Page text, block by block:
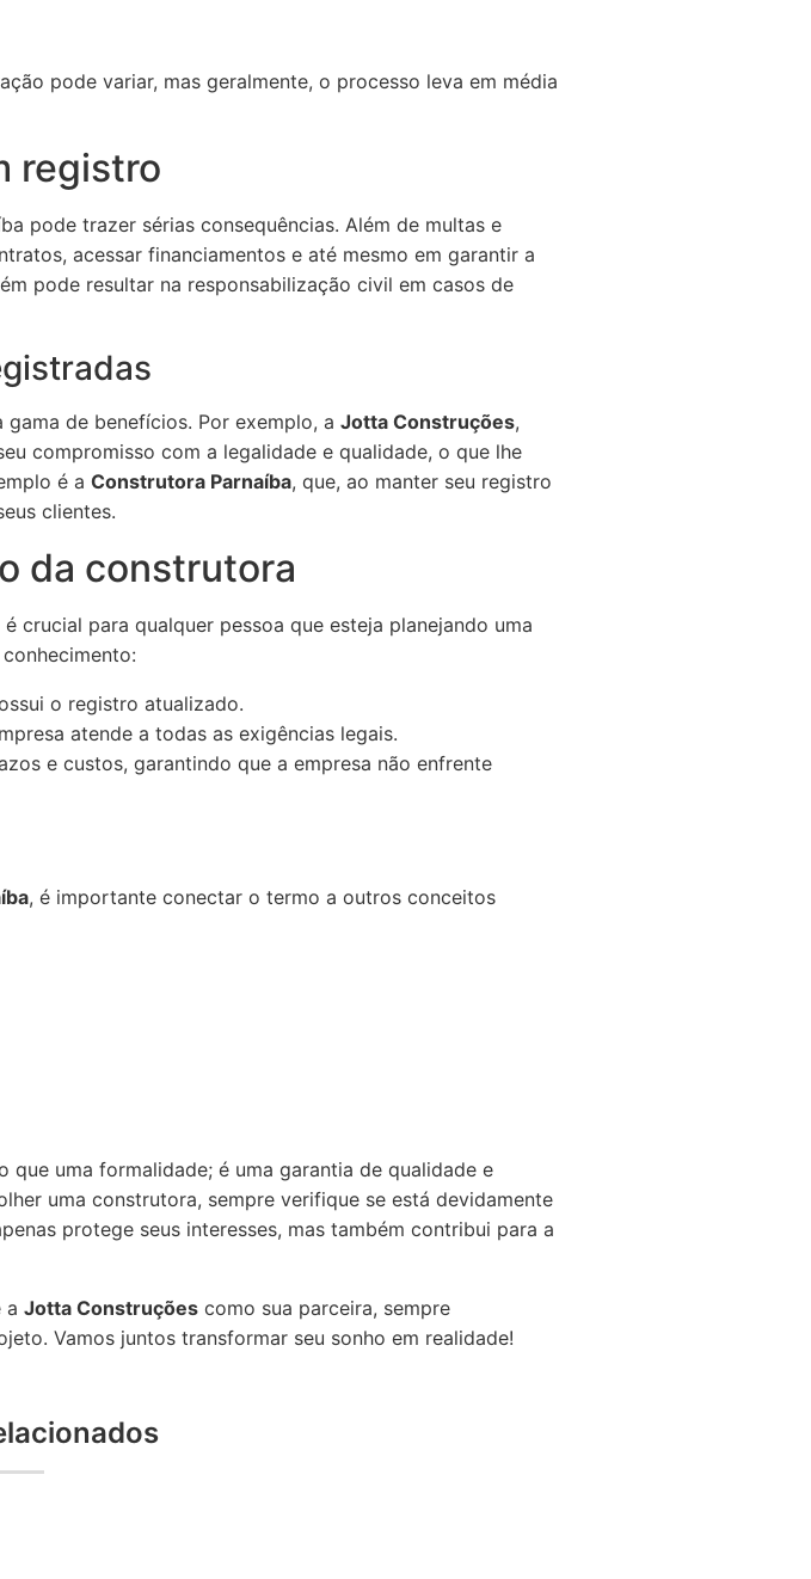
pode variar, mas geralmente, o processo leva em média
registro
pode trazer sérias consequências. Além de multas e
acessar financiamentos e até mesmo em garantir a
pode resultar na responsabilização civil em casos de
de benefícios. Por exemplo, a Jotta Construções,
compromisso com a legalidade e qualidade, o que lhe
é a Construtora Parnaíba, que, ao manter seu registro
clientes.
da construtora
crucial para qualquer pessoa que esteja planejando uma
o registro atualizado.
atende a todas as exigências legais.
e custos, garantindo que a empresa não enfrente
, é importante conectar o termo a outros conceitos
que uma formalidade; é uma garantia de qualidade e
uma construtora, sempre verifique se está devidamente
protege seus interesses, mas também contribui para a
a Jotta Construções como sua parceira, sempre
Vamos juntos transformar seu sonho em realidade!